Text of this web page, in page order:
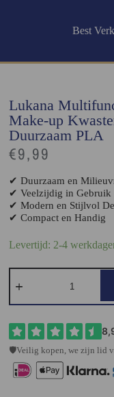
Best
Lukana
Make-up
Duurzaam PLA
€9,99
✔ Duurzaam en
✔ Veelzijdig in Gebruik
✔ Modern en Stijlvol
✔ Compact en Handig
Levertijd: 2-4
🛡️Veilig kopen, we zijn lid